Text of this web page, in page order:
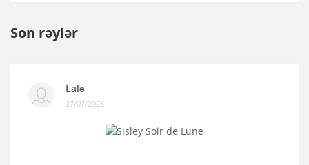
Son rəylər
Lalə
27/07/2026